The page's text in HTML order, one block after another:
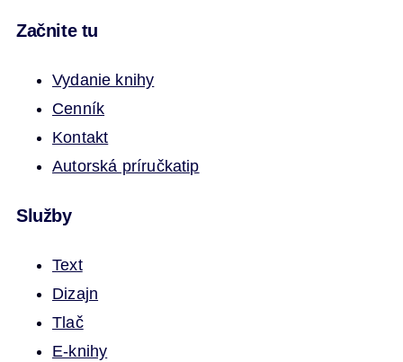
Začnite tu
Vydanie knihy
Cenník
Kontakt
Autorská príručkatip
Služby
Text
Dizajn
Tlač
E-knihy